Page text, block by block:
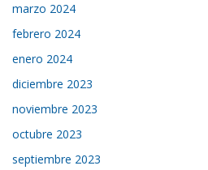
marzo 2024
febrero 2024
enero 2024
diciembre 2023
noviembre 2023
octubre 2023
septiembre 2023